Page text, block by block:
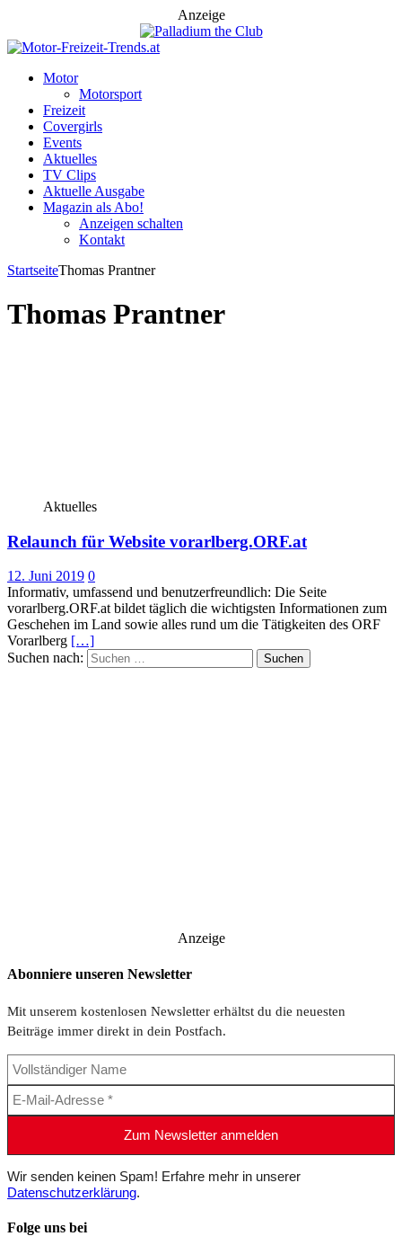
Anzeige
Motor
Motorsport
Freizeit
Covergirls
Events
Aktuelles
TV Clips
Aktuelle Ausgabe
Magazin als Abo!
Anzeigen schalten
Kontakt
StartseiteThomas Prantner
Thomas Prantner
Aktuelles
Relaunch für Website vorarlberg.ORF.at
12. Juni 2019 0
Informativ, umfassend und benutzerfreundlich: Die Seite
vorarlberg.ORF.at bildet täglich die wichtigsten Informationen zum
Geschehen im Land sowie alles rund um die Tätigkeiten des ORF
Vorarlberg […]
Suchen nach:
Anzeige
Abonniere unseren Newsletter
Mit unserem kostenlosen Newsletter erhältst du die neuesten
Beiträge immer direkt in dein Postfach.
Wir senden keinen Spam! Erfahre mehr in unserer
Datenschutzerklärung.
Folge uns bei